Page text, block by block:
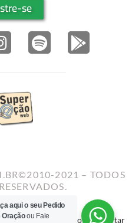
se
2021 – TODOS
–Termos de Uso–Reportar
aqui o seu Pedido
Oraçãoou Fale